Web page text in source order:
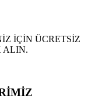
İÇİN ÜCRETSİZ
ALIN.